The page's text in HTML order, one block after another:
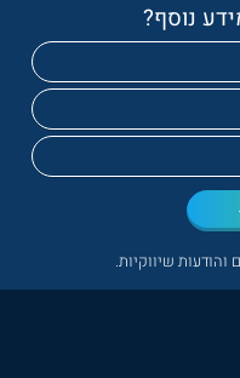
נוסף?
והודעות שיווקיות.